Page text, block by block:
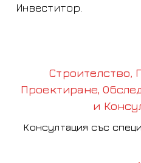
Инвеститор.
Строителство,
Проектиране,
и
Консултация със